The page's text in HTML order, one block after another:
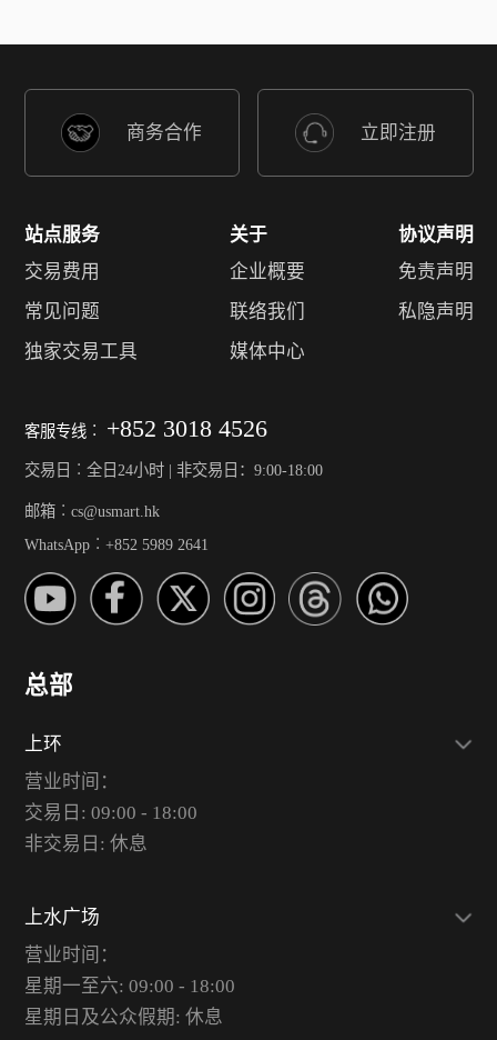
商务合作 立即注册
站点服务
交易费用
常见问题
独家交易工具
关于
企业概要
联络我们
媒体中心
协议声明
免责声明
私隐声明
客服专线︰ +852 3018 4526
交易日︰全日24小时 | 非交易日：9:00-18:00
邮箱︰cs@usmart.hk
WhatsApp︰+852 5989 2641
总部
上环
营业时间：
交易日: 09:00 - 18:00
非交易日: 休息
上水广场
营业时间：
星期一至六: 09:00 - 18:00
星期日及公众假期: 休息